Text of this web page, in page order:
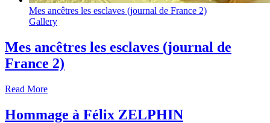
Mes ancêtres les esclaves (journal de France 2)
Gallery
Mes ancêtres les esclaves (journal de
France 2)
Read More
Hommage à Félix ZELPHIN